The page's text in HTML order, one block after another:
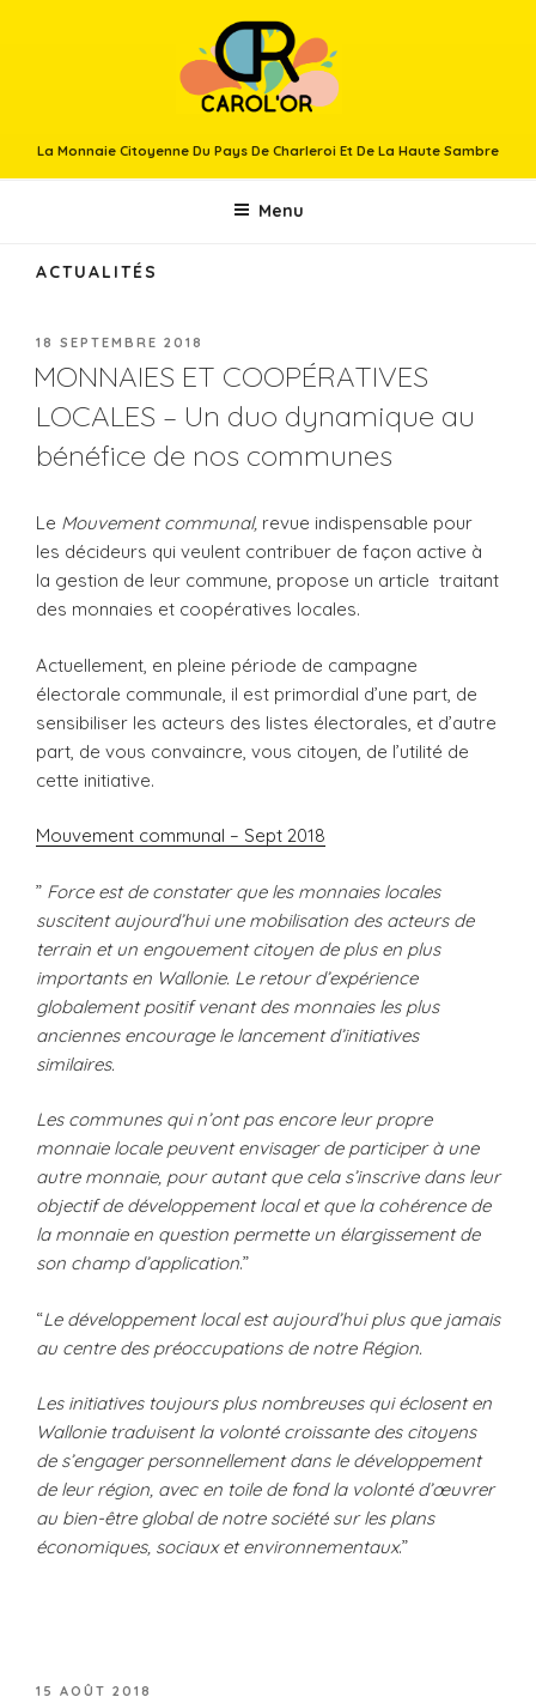
La Monnaie Citoyenne Du Pays De Charleroi Et De La Haute Sambre
Menu
ACTUALITÉS
18 SEPTEMBRE 2018
MONNAIES ET COOPÉRATIVES
LOCALES – Un duo dynamique au
bénéfice de nos communes
Le Mouvement communal, revue indispensable pour
les décideurs qui veulent contribuer de façon active à
la gestion de leur commune, propose un article traitant
des monnaies et coopératives locales.
Actuellement, en pleine période de campagne
électorale communale, il est primordial d’une part, de
sensibiliser les acteurs des listes électorales, et d’autre
part, de vous convaincre, vous citoyen, de l’utilité de
cette initiative.
Mouvement communal – Sept 2018
” Force est de constater que les monnaies locales
suscitent aujourd’hui une mobilisation des acteurs de
terrain et un engouement citoyen de plus en plus
importants en Wallonie. Le retour d’expérience
globalement positif venant des monnaies les plus
anciennes encourage le lancement d’initiatives
similaires.
Les communes qui n’ont pas encore leur propre
monnaie locale peuvent envisager de participer à une
autre monnaie, pour autant que cela s’inscrive dans leur
objectif de développement local et que la cohérence de
la monnaie en question permette un élargissement de
son champ d’application.”
“Le développement local est aujourd’hui plus que jamais
au centre des préoccupations de notre Région.
Les initiatives toujours plus nombreuses qui éclosent en
Wallonie traduisent la volonté croissante des citoyens
de s’engager personnellement dans le développement
de leur région, avec en toile de fond la volonté d’œuvrer
au bien-être global de notre société sur les plans
économiques, sociaux et environnementaux.”
15 AOÛT 2018